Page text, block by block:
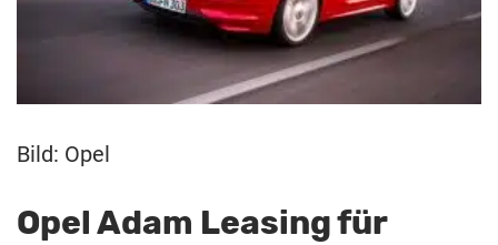
Bild: Opel
Opel Adam Leasing für